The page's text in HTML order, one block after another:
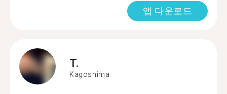
앱 다운로드
T.
Kagoshima